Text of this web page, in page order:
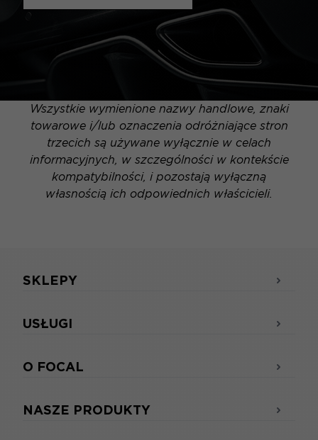
Wszystkie wymienione nazwy handlowe, znaki
towarowe i/lub oznaczenia odróżniające stron
trzecich są używane wyłącznie w celach
informacyjnych, w szczególności w kontekście
kompatybilności, i pozostają wyłączną
własnością ich odpowiednich właścicieli.
SKLEPY
USŁUGI
O FOCAL
NASZE PRODUKTY